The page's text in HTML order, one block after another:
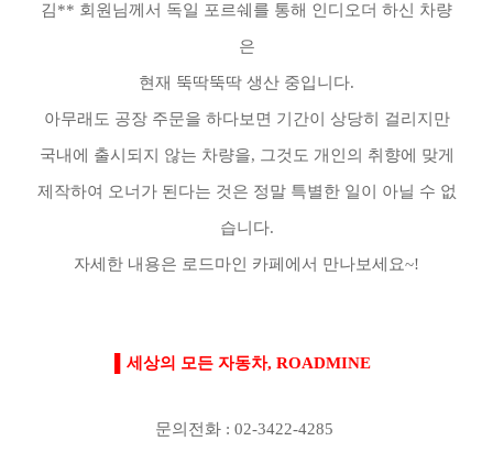
김** 회원님께서 독일 포르쉐를 통해 인디오더 하신 차량
은
현재 뚝딱뚝딱 생산 중입니다.
아무래도 공장 주문을 하다보면 기간이 상당히 걸리지만
국내에 출시되지 않는 차량을, 그것도 개인의 취향에 맞게
제작하여 오너가 된다는 것은 정말 특별한 일이 아닐 수 없
습니다.
자세한 내용은 로드마인 카페에서 만나보세요~!
▌세상의 모든 자동차, ROADMINE
문의전화 : 02-3422-4285